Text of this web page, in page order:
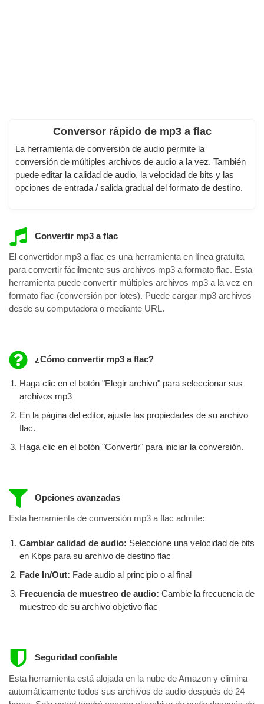
Conversor rápido de mp3 a flac
La herramienta de conversión de audio permite la
conversión de múltiples archivos de audio a la vez. También
puede editar la calidad de audio, la velocidad de bits y las
opciones de entrada / salida gradual del formato de destino.
Convertir mp3 a flac
El convertidor mp3 a flac es una herramienta en línea gratuita
para convertir fácilmente sus archivos mp3 a formato flac. Esta
herramienta puede convertir múltiples archivos mp3 a la vez en
formato flac (conversión por lotes). Puede cargar mp3 archivos
desde su computadora o mediante URL.
¿Cómo convertir mp3 a flac?
Haga clic en el botón "Elegir archivo" para seleccionar sus
archivos mp3
En la página del editor, ajuste las propiedades de su archivo
flac.
Haga clic en el botón "Convertir" para iniciar la conversión.
Opciones avanzadas
Esta herramienta de conversión mp3 a flac admite:
Cambiar calidad de audio: Seleccione una velocidad de bits
en Kbps para su archivo de destino flac
Fade In/Out: Fade audio al principio o al final
Frecuencia de muestreo de audio: Cambie la frecuencia de
muestreo de su archivo objetivo flac
Seguridad confiable
Esta herramienta está alojada en la nube de Amazon y elimina
automáticamente todos sus archivos de audio después de 24